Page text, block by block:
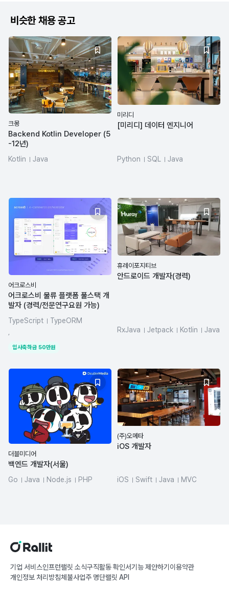
비슷한 채용 공고
크몽
Backend Kotlin Developer (5
-12년)
Kotlin Java
미리디
[미리디] 데이터 엔지니어
Python SQL
Java
어크로스비
어크로스비 물류 플랫폼 풀스택 개
발자 (경력/전문연구요원 가능)
TypeScript
TypeORM
입사축하금 50만원
휴레이포지티브
안드로이드 개발자(경력)
RxJava Jetpack Kotlin
Java
더블미디어
백엔드 개발자(서울)
Go Java Node.js
PHP
(주)오메타
iOS 개발자
iOS Swift Java MVC
기업 서비스인프런랠릿 소식구직활동 확인서기능 제안하기 이용약관
개인정보 처리방침체불사업주 명단랠릿 API